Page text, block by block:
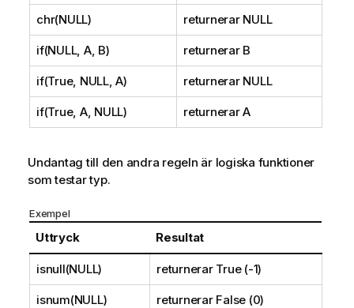
chr(NULL) returnerar NULL
if(NULL, A, B) returnerar B
if(True, NULL, A) returnerar NULL
if(True, A, NULL) returnerarA
Undantag till den andra regeln är logiska funktioner
som testar typ.
Exempel
Uttryck Resultat
isnull(NULL) returnerar True (-1)
isnum(NULL) returnerar False (0)